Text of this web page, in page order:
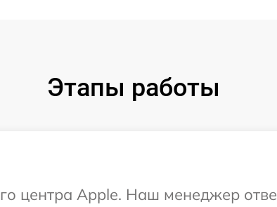
Этапы работы
центра Apple. Наш менеджер